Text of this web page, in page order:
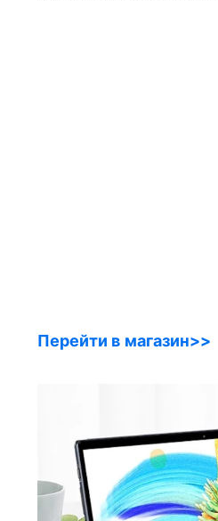
Перейти в магазин>>